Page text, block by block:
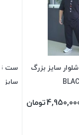
سایز بزرگ
تومان
ست
سایز